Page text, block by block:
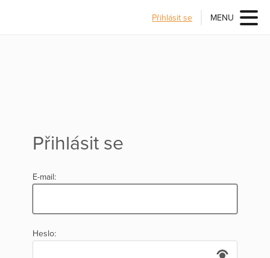
Přihlásit se MENU
Přihlásit se
E-mail:
Heslo: